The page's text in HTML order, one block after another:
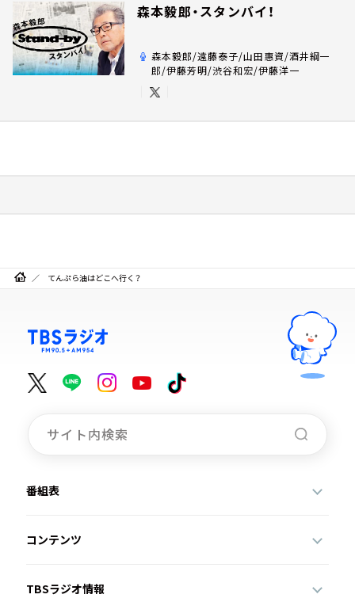
森本毅郎・スタンバイ！
森本毅郎/遠藤泰子/山田惠資/酒井綱一
郎/伊藤芳明/渋谷和宏/伊藤洋一
てんぷら油はどこへ行く？
番組表
コンテンツ
TBSラジオ情報